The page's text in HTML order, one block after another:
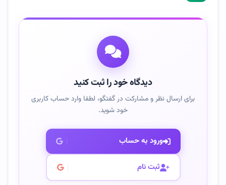
دیدگاه خود را ثبت کنید
برای ارسال نظر و مشارکت در گفتگو، لطفا وارد حساب کاربری
خود شوید.
ورود به حساب
ثبت نام